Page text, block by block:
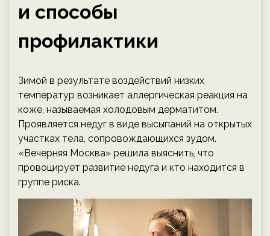
и способы
профилактики
Зимой в результате воздействий низких
температур возникает аллергическая реакция на
коже, называемая холодовым дерматитом.
Проявляется недуг в виде высыпаний на открытых
участках тела, сопровождающихся зудом.
«Вечерняя Москва» решила выяснить, что
провоцирует развитие недуга и кто находится в
группе риска.